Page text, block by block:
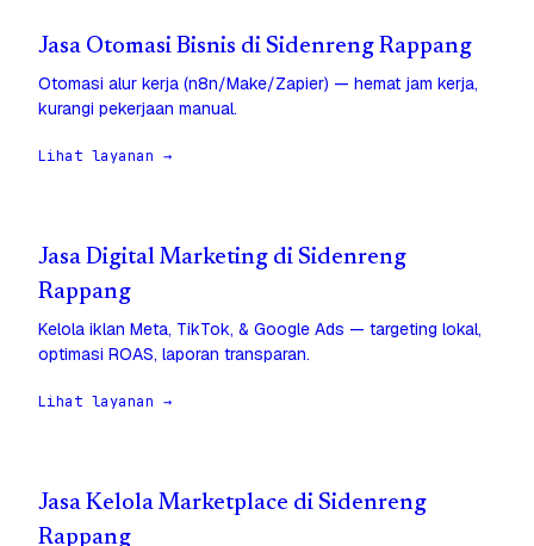
Jasa Otomasi Bisnis di Sidenreng Rappang
Otomasi alur kerja (n8n/Make/Zapier) — hemat jam kerja,
kurangi pekerjaan manual.
Lihat layanan →
Jasa Digital Marketing di Sidenreng
Rappang
Kelola iklan Meta, TikTok, & Google Ads — targeting lokal,
optimasi ROAS, laporan transparan.
Lihat layanan →
Jasa Kelola Marketplace di Sidenreng
Rappang